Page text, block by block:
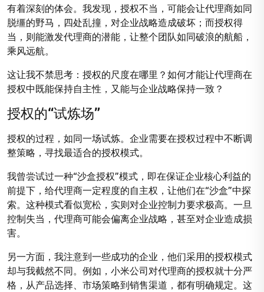
有着深刻的体会。我发现，授权不当，可能会让代理商如同
脱缰的野马，四处乱撞，对企业战略造成破坏；而授权得
当，则能激发代理商的潜能，让整个团队如同破浪的航船，
乘风远航。
这让我不禁思考：授权的尺度在哪里？如何才能让代理商在
授权中既能保持自主性，又能与企业战略保持一致？
授权的“试炼场”
授权的过程，如同一场试炼。企业需要在授权过程中不断调
整策略，寻找最适合的授权模式。
我曾尝试过一种“沙盒授权”模式，即在保证企业核心利益的
前提下，给代理商一定程度的自主权，让他们在“沙盒”中探
索。这种模式看似宽松，实则对企业控制力要求极高。一旦
控制失当，代理商可能会偏离企业战略，甚至对企业造成损
害。
另一方面，我注意到一些成功的企业，他们采用的授权模式
却与我截然不同。例如，小米公司对代理商的授权就十分严
格，从产品选择、市场策略到销售渠道，都有明确规定。这